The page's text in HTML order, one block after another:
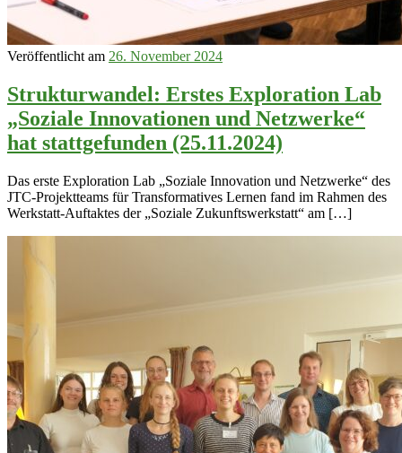
Veröffentlicht am 26. November 2024
Strukturwandel: Erstes Exploration Lab
„Soziale Innovationen und Netzwerke“
hat stattgefunden (25.11.2024)
Das erste Exploration Lab „Soziale Innovation und Netzwerke“ des
JTC-Projektteams für Transformatives Lernen fand im Rahmen des
Werkstatt-Auftaktes der „Soziale Zukunftswerkstatt“ am […]